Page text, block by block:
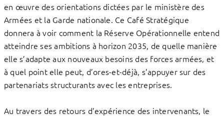
en œuvre des orientations dictées par le ministère des
Armées et la Garde nationale. Ce Café Stratégique
donnera à voir comment la Réserve Opérationnelle entend
atteindre ses ambitions à horizon 2035, de quelle manière
elle s’adapte aux nouveaux besoins des forces armées, et
à quel point elle peut, d’ores-et-déjà, s’appuyer sur des
partenariats structurants avec les entreprises.
Au travers des retours d’expérience des intervenants, le